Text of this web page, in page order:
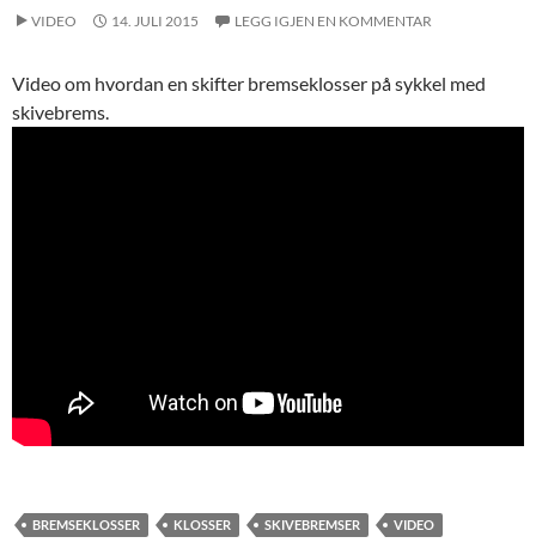
VIDEO 14. JULI 2015 LEGG IGJEN EN KOMMENTAR
Video om hvordan en skifter bremseklosser på sykkel med
skivebrems.
BREMSEKLOSSER KLOSSER SKIVEBREMSER VIDEO